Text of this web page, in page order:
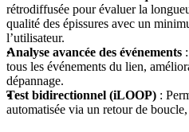
rétrodiffusée pour évaluer la
qualité des épissures avec un
l’utilisateur.
Analyse avancée des événements
tous les événements du lien,
dépannage.
Test bidirectionnel (iLOOP) :
automatisée via un retour de